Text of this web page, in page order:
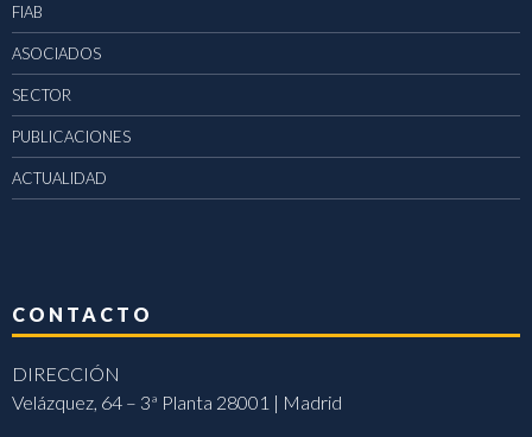
FIAB
ASOCIADOS
SECTOR
PUBLICACIONES
ACTUALIDAD
CONTACTO
DIRECCIÓN
Velázquez, 64 – 3ª Planta 28001 | Madrid